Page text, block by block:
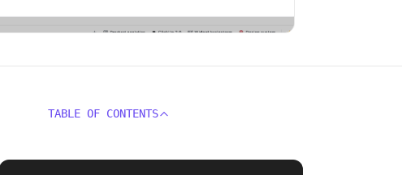
TABLE OF CONTENTS